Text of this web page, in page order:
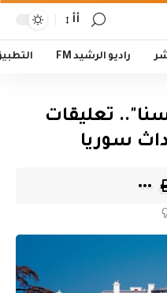
أأ
راديو الرشيد FM
تعليقات
سوريا